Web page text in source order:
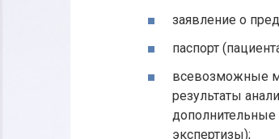
заявление о
паспорт
всевозможные
результаты
экспертизы);